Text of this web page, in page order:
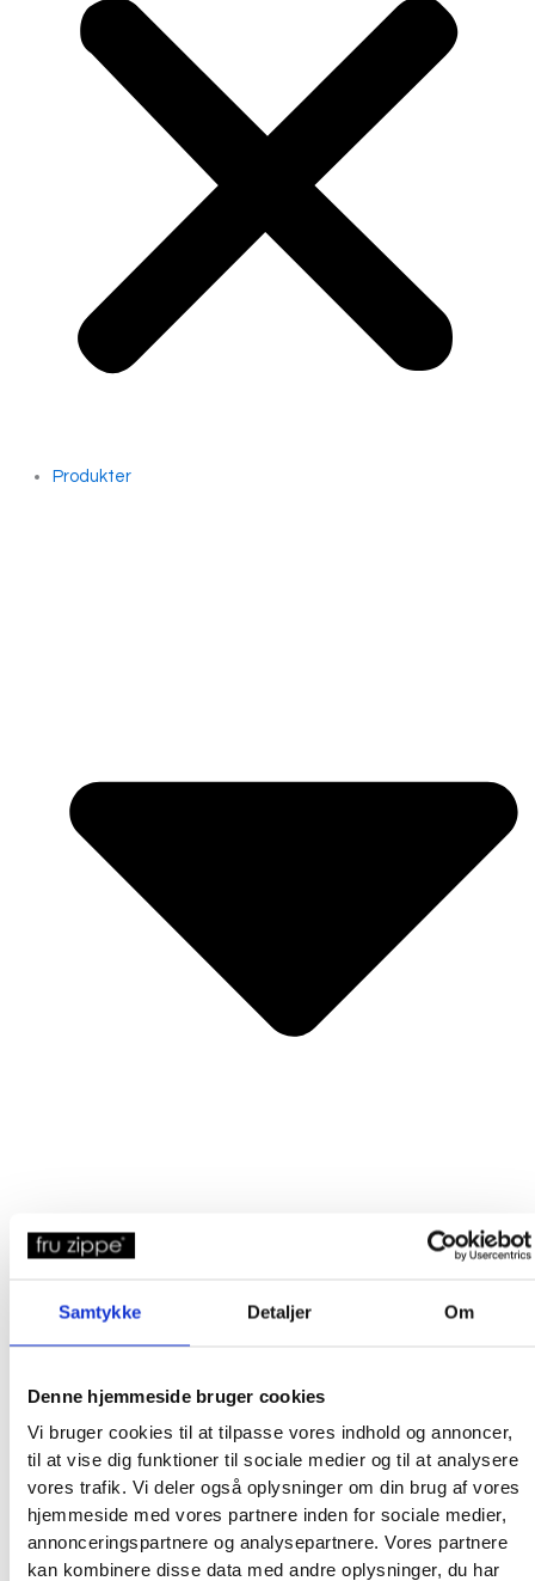
Samtykke Detaljer Om
Denne hjemmeside bruger cookies
Vi bruger cookies til at tilpasse vores indhold og annoncer,
til at vise dig funktioner til sociale medier og til at analysere
vores trafik. Vi deler også oplysninger om din brug af vores
hjemmeside med vores partnere inden for sociale medier,
annonceringspartnere og analysepartnere. Vores partnere
kan kombinere disse data med andre oplysninger, du har
Produkter
Broderigarn
Broderitilbehør
Istex strikkegarn
Addi Strikketilbehør
Smukke islandske uldtæpper fra Ístex
Videoer
Forhandlere
Om os